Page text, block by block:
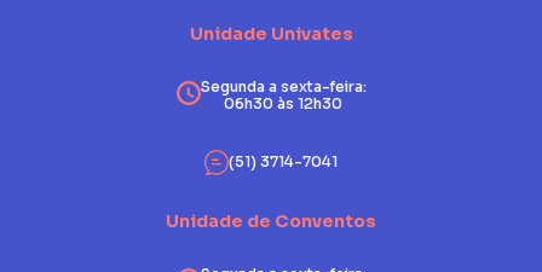
Unidade Univates
Segunda a sexta-feira:
06h30 às 12h30
(51) 3714-7041
Unidade de Conventos